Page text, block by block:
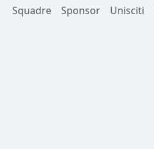
Squadre
Sponsor Unisciti